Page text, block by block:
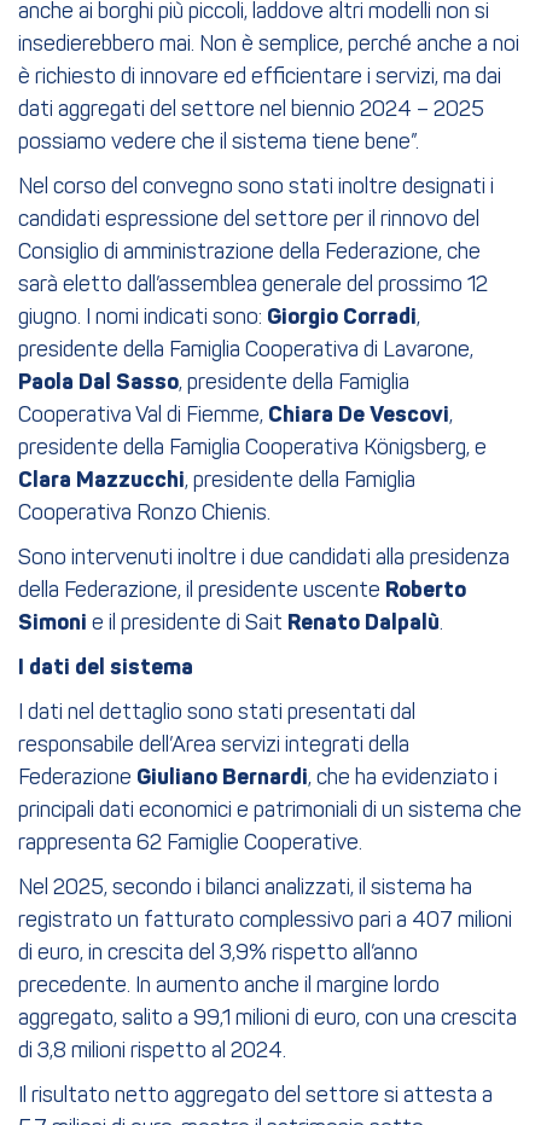
anche ai borghi più piccoli, laddove altri modelli non si
insedierebbero mai. Non è semplice, perché anche a noi
è richiesto di innovare ed efficientare i servizi, ma dai
dati aggregati del settore nel biennio 2024 – 2025
possiamo vedere che il sistema tiene bene”.
Nel corso del convegno sono stati inoltre designati i
candidati espressione del settore per il rinnovo del
Consiglio di amministrazione della Federazione, che
sarà eletto dall’assemblea generale del prossimo 12
giugno. I nomi indicati sono: Giorgio Corradi,
presidente della Famiglia Cooperativa di Lavarone,
Paola Dal Sasso, presidente della Famiglia
Cooperativa Val di Fiemme, Chiara De Vescovi,
presidente della Famiglia Cooperativa Königsberg, e
Clara Mazzucchi, presidente della Famiglia
Cooperativa Ronzo Chienis.
Sono intervenuti inoltre i due candidati alla presidenza
della Federazione, il presidente uscente Roberto
Simoni e il presidente di Sait Renato Dalpalù.
I dati del sistema
I dati nel dettaglio sono stati presentati dal
responsabile dell’Area servizi integrati della
Federazione Giuliano Bernardi, che ha evidenziato i
principali dati economici e patrimoniali di un sistema che
rappresenta 62 Famiglie Cooperative.
Nel 2025, secondo i bilanci analizzati, il sistema ha
registrato un fatturato complessivo pari a 407 milioni
di euro, in crescita del 3,9% rispetto all’anno
precedente. In aumento anche il margine lordo
aggregato, salito a 99,1 milioni di euro, con una crescita
di 3,8 milioni rispetto al 2024.
Il risultato netto aggregato del settore si attesta a